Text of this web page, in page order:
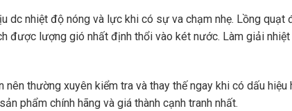
dc nhiệt độ nóng và lực khi có sự va chạm nhẹ. Lồng
được lượng gió nhất định thổi vào két nước. Làm giải
thường xuyên kiểm tra và thay thế ngay khi có dấu
phẩm chính hãng và giá thành cạnh tranh nhất.